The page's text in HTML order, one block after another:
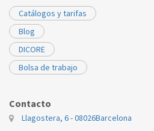
Catálogos y tarifas
Blog
DICORE
Bolsa de trabajo
Contacto
Llagostera, 6 - 08026Barcelona